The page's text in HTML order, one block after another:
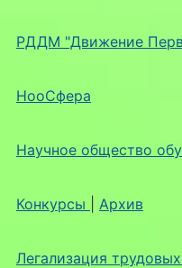
РДДМ "Движение
НооСфера
Научное общество
Конкурсы Архив
Легализация